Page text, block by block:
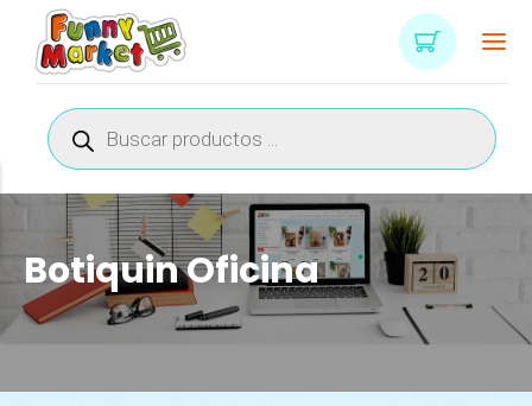
Búsqueda
de
productos
Botiquin Oficina